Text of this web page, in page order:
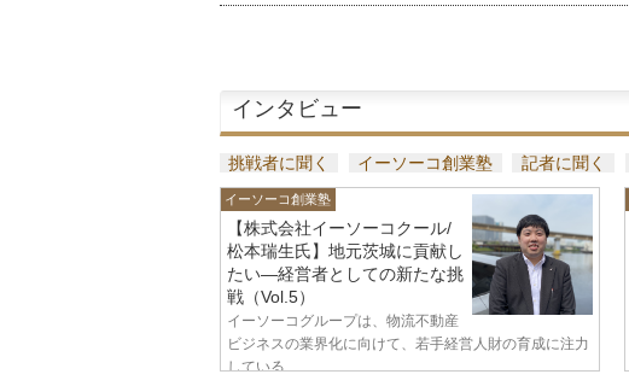
インタビュー
挑戦者に聞く イーソーコ創業塾 記者に聞く
イーソーコ創業塾
【株式会社イーソーコクール/
松本瑞生氏】地元茨城に貢献し
たい—経営者としての新たな挑
戦（Vol.5）
イーソーコグループは、物流不動産
ビジネスの業界化に向けて、若手経営人財の育成に注力
している...